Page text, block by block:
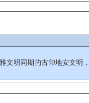
明同期的古印地安文明